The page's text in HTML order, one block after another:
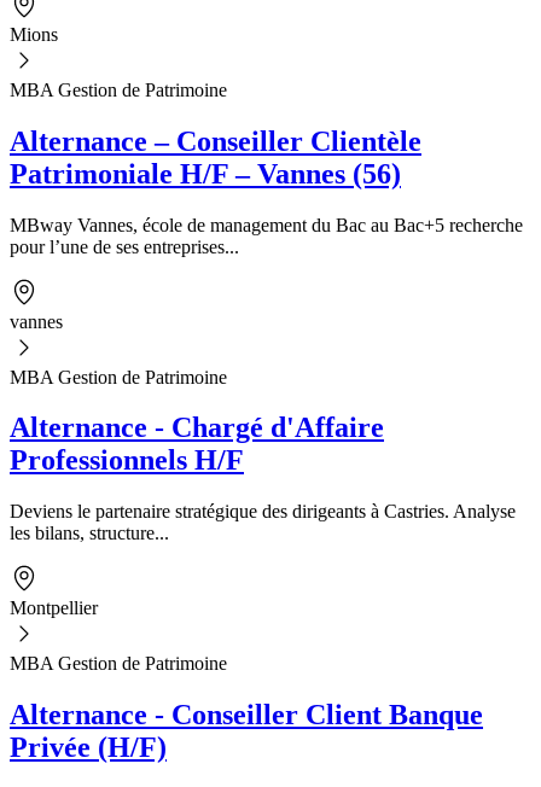
Mions
MBA Gestion de Patrimoine
Alternance – Conseiller Clientèle
Patrimoniale H/F – Vannes (56)
MBway Vannes, école de management du Bac au Bac+5 recherche
pour l’une de ses entreprises...
vannes
MBA Gestion de Patrimoine
Alternance - Chargé d'Affaire
Professionnels H/F
Deviens le partenaire stratégique des dirigeants à Castries. Analyse
les bilans, structure...
Montpellier
MBA Gestion de Patrimoine
Alternance - Conseiller Client Banque
Privée (H/F)